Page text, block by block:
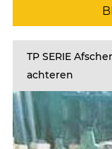
TP SERIE
achteren